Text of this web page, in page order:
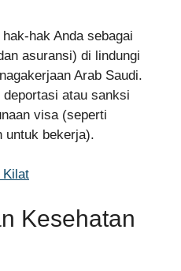
hak Anda sebagai
asuransi) di lindungi
Arab Saudi.
atau sanksi
visa (seperti
untuk bekerja).
Kilat
Kesehatan